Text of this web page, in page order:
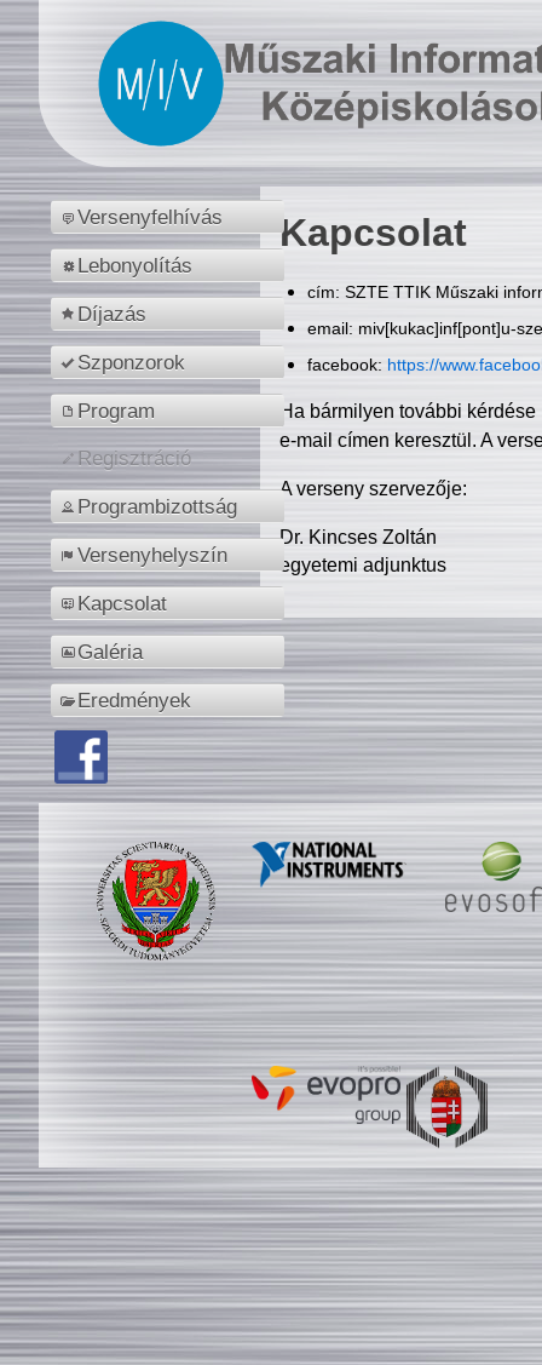
Versenyfelhívás
Lebonyolítás
Díjazás
Szponzorok
Program
Regisztráció
Programbizottság
Versenyhelyszín
Kapcsolat
Galéria
Eredmények
Kapcsolat
cím: SZTE TTIK Műszaki
email: miv[kukac]inf[pont]u-
facebook: https://
Ha bármilyen további
e-mail címen keresztül. A
A verseny szervezője:
Dr. Kincses Zoltán
egyetemi adjunktus